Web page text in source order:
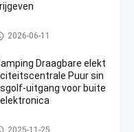
lithiumbatterij
2026-06-11
Draagbare elekt
Puur sin
uitgang voor buite
krachtcentrale
2025-11-25